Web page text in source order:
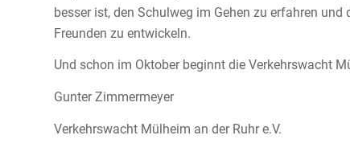
besser ist, den Schulweg im Gehen zu erfahren
Freunden zu entwickeln.
Und schon im Oktober beginnt die Verkehrswacht
Gunter Zimmermeyer
Verkehrswacht Mülheim an der Ruhr e.V.